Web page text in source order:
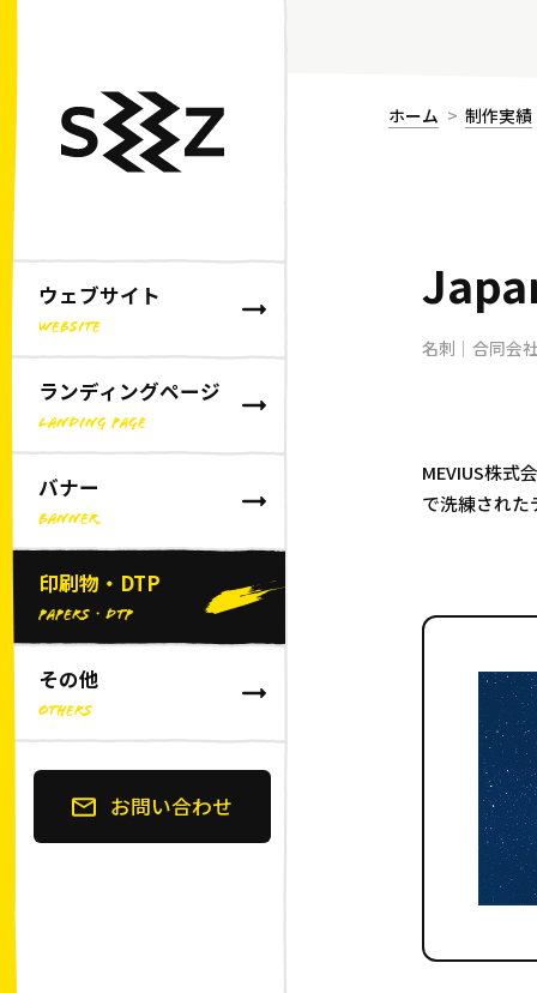
ウェブサイト
WEBSITE
ランディングページ
LANDING PAGE
バナー
BANNER
印刷物・DTP
PAPERS・DTP
その他
OTHERS
お問い合わせ
ホーム 制作実績
名刺｜合同会
MEVIUS株式
で洗練され